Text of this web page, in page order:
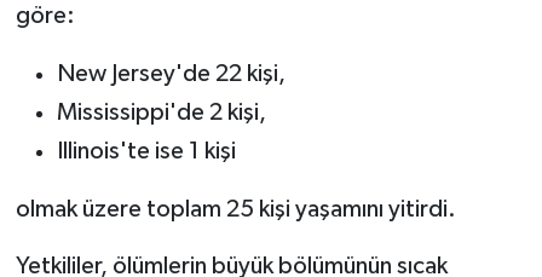
göre:
New Jersey'de 22 kişi,
Mississippi'de 2 kişi,
Illinois'te ise 1 kişi
olmak üzere toplam 25 kişi yaşamını yitirdi.
Yetkililer, ölümlerin büyük bölümünün sıcak